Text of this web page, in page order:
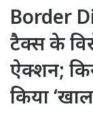
Border
टैक्स के
ऐक्शन;
किया